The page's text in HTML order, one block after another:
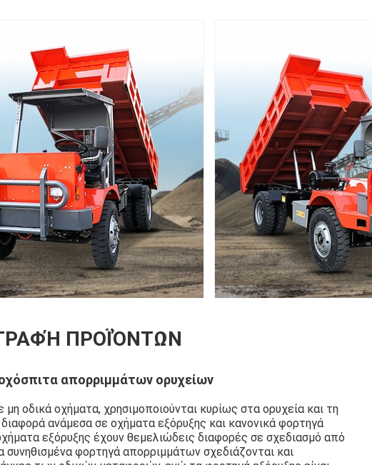
ΠΡΟΪΌΝΤΩΝ
απορριμμάτων ορυχείων
οδικά οχήματα, χρησιμοποιούνται κυρίως στα ορυχεία και τη
ανάμεσα σε οχήματα εξόρυξης και κανονικά φορτηγά
εξόρυξης έχουν θεμελιώδεις διαφορές σε σχεδιασμό από
φορτηγά απορριμμάτων σχεδιάζονται και